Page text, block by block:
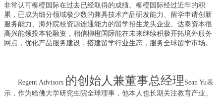
非常认可柳橙国际在过去已经取得的成绩。柳橙国际经过近年的积
累，已成为细分领域极少数的兼具技术产品研发能力、留学申请创新
服务能力、海外院校资源连通能力的留学招生龙头企业。达泰资本很
高兴能领投本轮融资，相信柳橙国际能在未来继续积极开拓境外服务
网点，优化产品服务建设，搭建留学行业生态， 服务全球留学市场。
Regent Advisors 的创始人兼董事总经理 Sean Yu表
示，作为哈佛大学研究生院全球理事，他本人也长期关注教育产业。